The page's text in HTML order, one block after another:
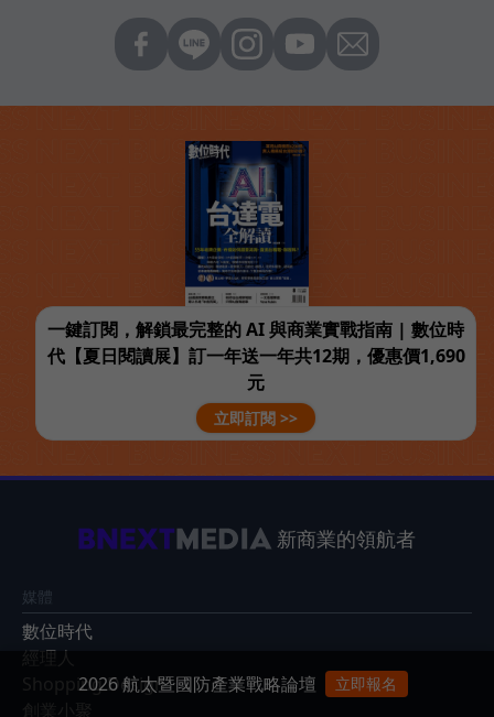
一鍵訂閱，解鎖最完整的 AI 與商業實戰指南 | 數位時
代【夏日閱讀展】訂一年送一年共12期，優惠價1,690
元
立即訂閱 >>
新商業的領航者
媒體
數位時代
經理人
Shopping Design
2026 航太暨國防產業戰略論壇 立即報名